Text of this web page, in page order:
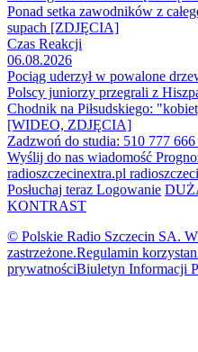
Ponad setka zawodników z
supach [ZDJĘCIA]
Czas Reakcji
06.08.2026
Pociąg uderzył w powalone
Polscy juniorzy przegrali z
Chodnik na Piłsudskiego:
[WIDEO, ZDJĘCIA]
Zadzwoń do studia: 510 777 666
Wyślij do nas wiadomość
radioszczecinextra.pl
Posłuchaj teraz Logowanie
KONTRAST
© Polskie Radio Szczecin SA.
zastrzeżone.Regulamin
prywatnościBiuletyn Informacji